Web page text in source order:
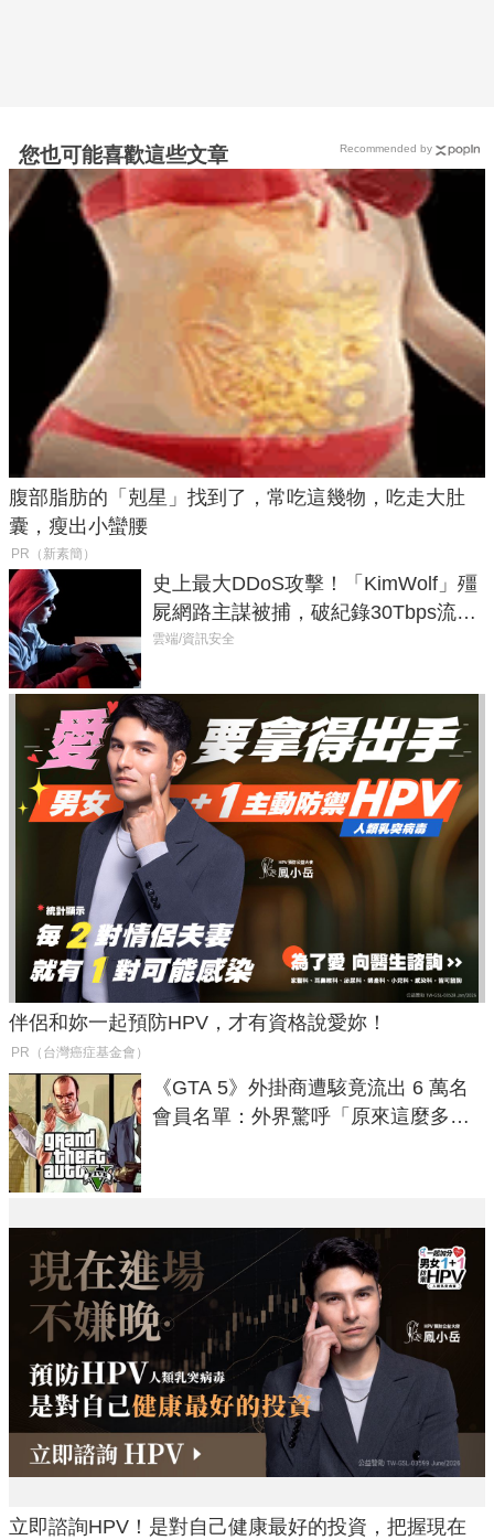
您也可能喜歡這些文章
腹部脂肪的「剋星」找到了，常吃這幾物，吃走大肚
囊，瘦出小蠻腰
PR（新素簡）
史上最大DDoS攻擊！「KimWolf」殭
屍網路主謀被捕，破紀錄30Tbps流量
癱瘓全球！
雲端/資訊安全
伴侶和妳一起預防HPV，才有資格說愛妳！
PR（台灣癌症基金會）
《GTA 5》外掛商遭駭竟流出 6 萬名
會員名單：外界驚呼「原來這麼多人
立即諮詢HPV！是對自己健康最好的投資，把握現在
Recommended by